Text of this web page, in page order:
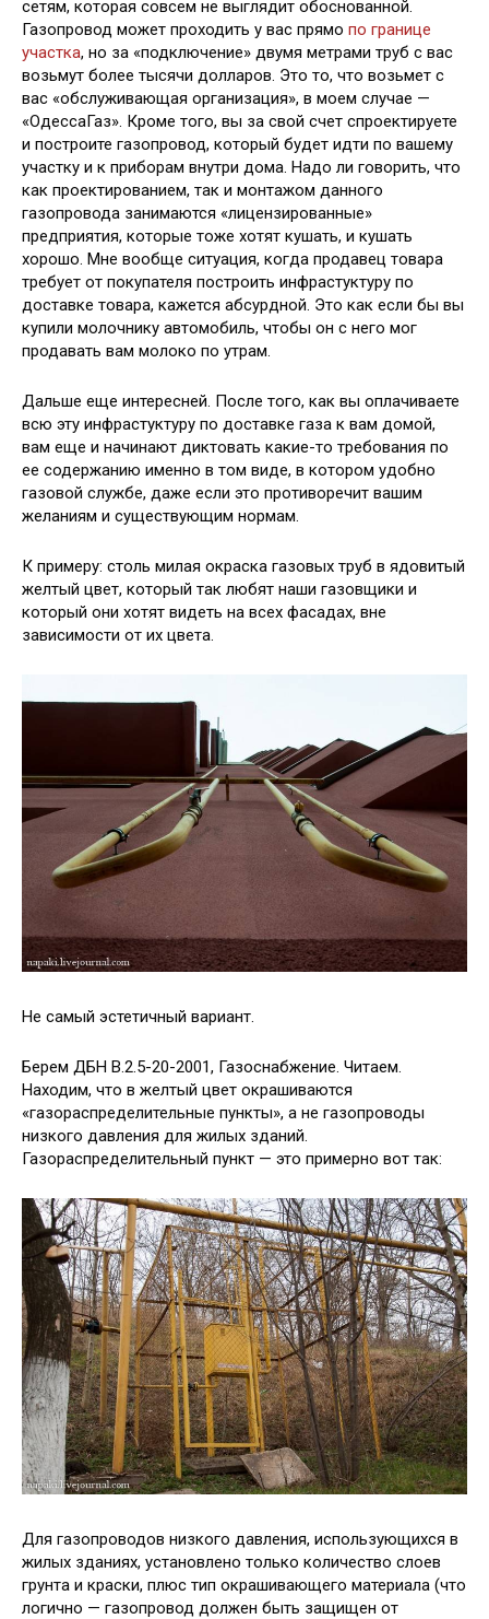
сетям, которая совсем не выглядит обоснованной.
Газопровод может проходить у вас прямо по границе
участка, но за «подключение» двумя метрами труб с вас
возьмут более тысячи долларов. Это то, что возьмет с
вас «обслуживающая организация», в моем случае —
«ОдессаГаз». Кроме того, вы за свой счет спроектируете
и построите газопровод, который будет идти по вашему
участку и к приборам внутри дома. Надо ли говорить, что
как проектированием, так и монтажом данного
газопровода занимаются «лицензированные»
предприятия, которые тоже хотят кушать, и кушать
хорошо. Мне вообще ситуация, когда продавец товара
требует от покупателя построить инфрастуктуру по
доставке товара, кажется абсурдной. Это как если бы вы
купили молочнику автомобиль, чтобы он с него мог
продавать вам молоко по утрам.
Дальше еще интересней. После того, как вы оплачиваете
всю эту инфрастуктуру по доставке газа к вам домой,
вам еще и начинают диктовать какие-то требования по
ее содержанию именно в том виде, в котором удобно
газовой службе, даже если это противоречит вашим
желаниям и существующим нормам.
К примеру: столь милая окраска газовых труб в ядовитый
желтый цвет, который так любят наши газовщики и
который они хотят видеть на всех фасадах, вне
зависимости от их цвета.
Не самый эстетичный вариант.
Берем ДБН В.2.5-20-2001, Газоснабжение. Читаем.
Находим, что в желтый цвет окрашиваются
«газораспределительные пункты», а не газопроводы
низкого давления для жилых зданий.
Газораспределительный пункт — это примерно вот так:
Для газопроводов низкого давления, использующихся в
жилых зданиях, установлено только количество слоев
грунта и краски, плюс тип окрашивающего материала (что
логично — газопровод должен быть защищен от